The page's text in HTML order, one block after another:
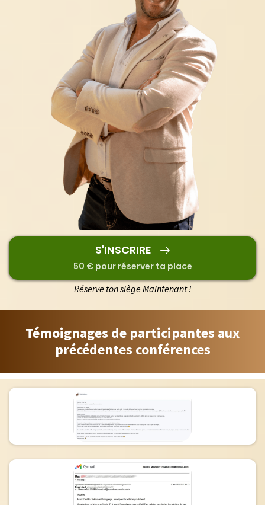
S'INSCRIRE
50 € pour réserver ta place
Réserve ton siège Maintenant !
Témoignages de participantes aux
précédentes conférences